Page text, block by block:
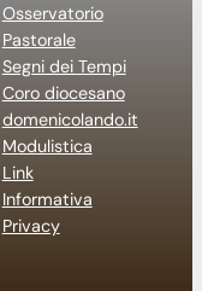
Osservatorio
Pastorale
Segni dei Tempi
Coro diocesano
domenicolando.it
Modulistica
Link
Informativa
Privacy